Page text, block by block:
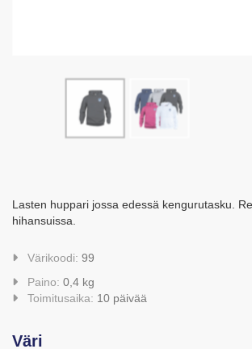
Lasten huppari jossa edessä kengurutasku.
hihansuissa.
Värikoodi: 99
Paino: 0,4 kg
Toimitusaika: 10 päivää
Väri